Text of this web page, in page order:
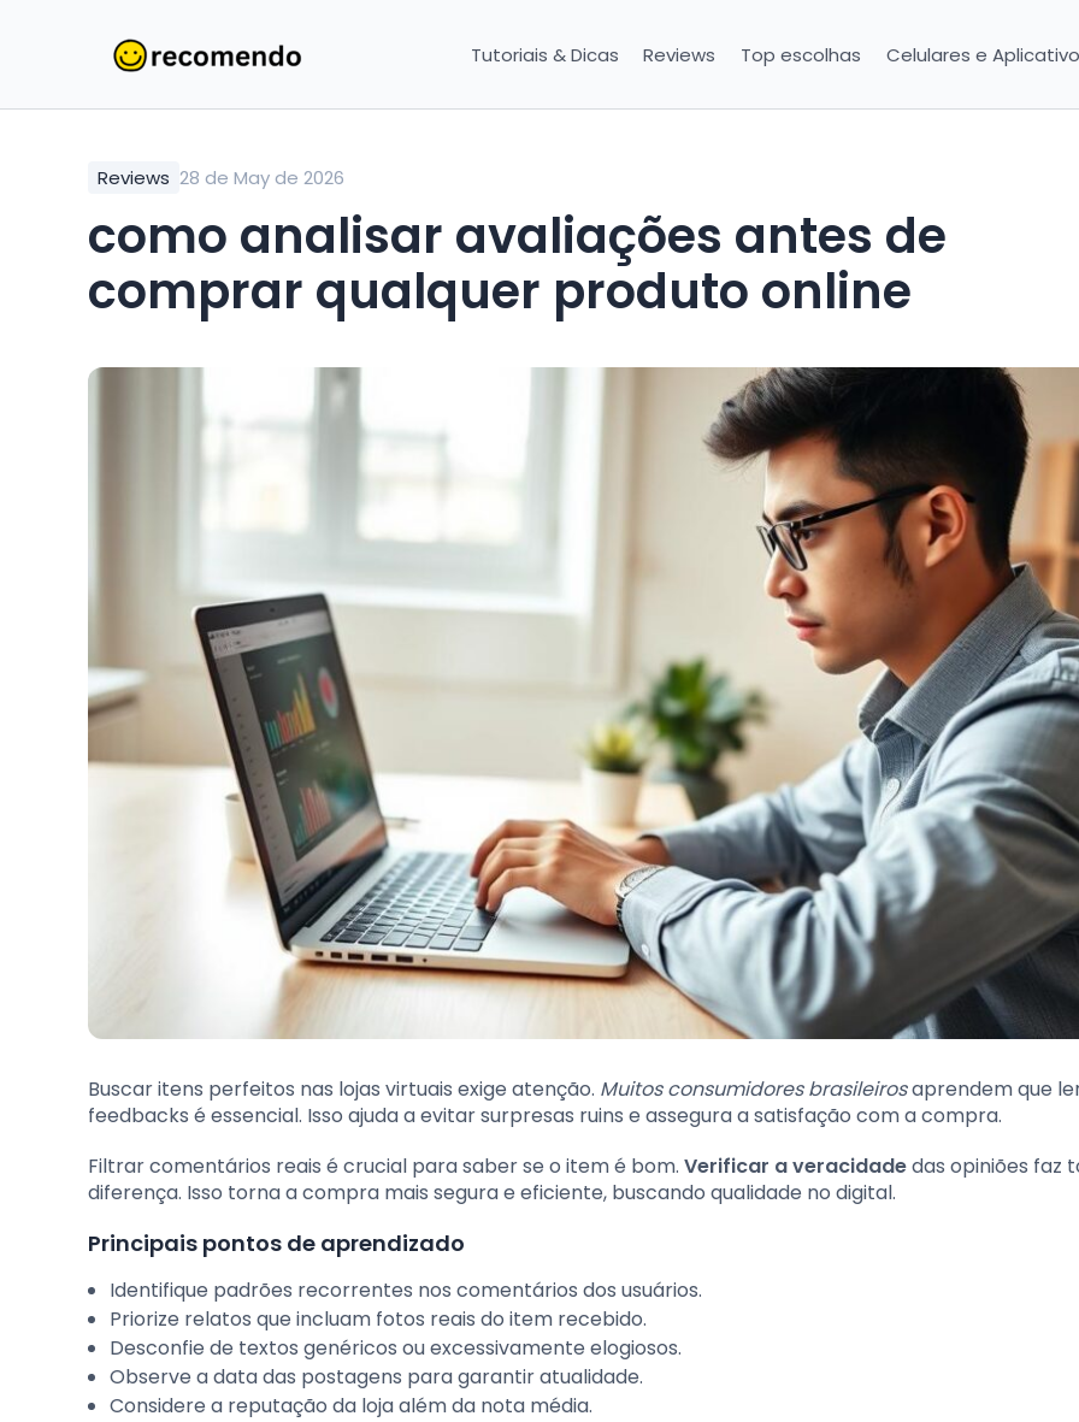
Tutoriais & Dicas Reviews Top escolhas Celulares e
Reviews 28 de May de 2026
como analisar avaliações antes de
comprar qualquer produto online
Buscar itens perfeitos nas lojas virtuais exige atenção. Muitos consumidores brasileirosaprendem que
feedbacks é essencial. Isso ajuda a evitar surpresas ruins e assegura a satisfação com a compra.
Filtrar comentários reais é crucial para saber se o item é bom. Verificar a veracidadedas opiniões faz
diferença. Isso torna a compra mais segura e eficiente, buscando qualidade no digital.
Principais pontos de aprendizado
Identifique padrões recorrentes nos comentários dos usuários.
Priorize relatos que incluam fotos reais do item recebido.
Desconfie de textos genéricos ou excessivamente elogiosos.
Observe a data das postagens para garantir atualidade.
Considere a reputação da loja além da nota média.